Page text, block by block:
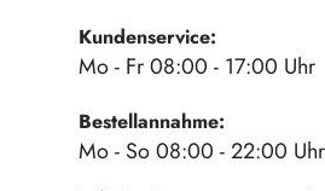
Kundenservice:
Mo - Fr 08:00 - 17:00 Uhr
Bestellannahme:
Mo - So 08:00 - 22:00 Uhr